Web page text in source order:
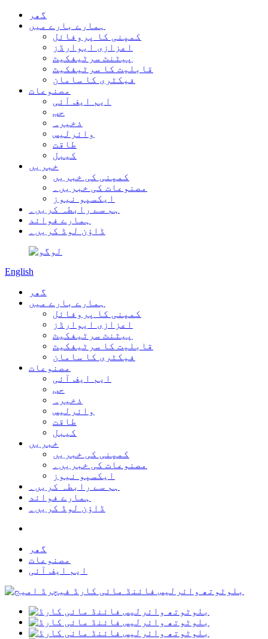
گھر
ہمارے بارے میں
کمپنی کا پروفائل
اعزازی ایوارڈز
پیٹنٹ سرٹیفکیٹ
قابلیت کا سرٹیفکیٹ
فیکٹری کا سامان
مصنوعات
ایم ایف آئی
حب
ذخیرہ
وائرلیس
طاقت
کیبل
خبریں
کمپنی کی خبریں
مصنوعات کی خبریں۔
ایکسپو نیوز
ہم سے رابطہ کریں۔
ہمارے فوائد
ڈاؤن لوڈ کریں۔
English
گھر
ہمارے بارے میں
کمپنی کا پروفائل
اعزازی ایوارڈز
پیٹنٹ سرٹیفکیٹ
قابلیت کا سرٹیفکیٹ
فیکٹری کا سامان
مصنوعات
ایم ایف آئی
حب
ذخیرہ
وائرلیس
طاقت
کیبل
خبریں
کمپنی کی خبریں
مصنوعات کی خبریں۔
ایکسپو نیوز
ہم سے رابطہ کریں۔
ہمارے فوائد
ڈاؤن لوڈ کریں۔
گھر
مصنوعات
ایم ایف آئی